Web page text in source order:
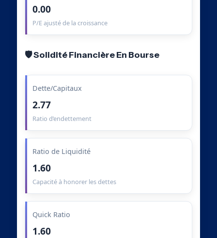
0.00
P/E ajusté de la croissance
🛡️ Solidité Financière En Bourse
Dette/Capitaux
2.77
Ratio d’endettement
Ratio de Liquidité
1.60
Capacité à honorer les dettes
Quick Ratio
1.60